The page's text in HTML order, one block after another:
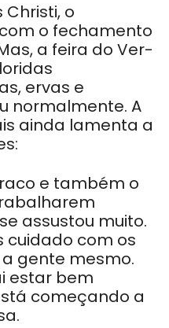
o
o fechamento
a feira do Ver-
ervas e
normalmente. A
ainda lamenta a
e também o
assustou muito.
cuidado com os
gente mesmo.
estar bem
começando a